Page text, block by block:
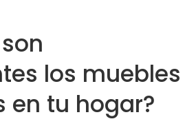
los muebles
en tu hogar?